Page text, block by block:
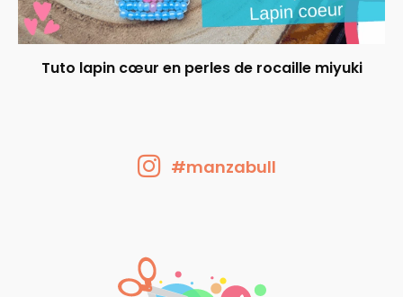
Tuto lapin cœur en perles de rocaille miyuki
#manzabull